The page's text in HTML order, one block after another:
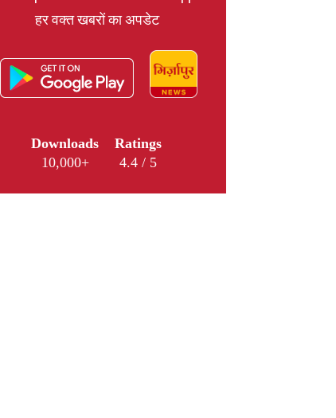
हर वक्त खबरों का अपडेट
Downloads
10,000+
Ratings
4.4 / 5